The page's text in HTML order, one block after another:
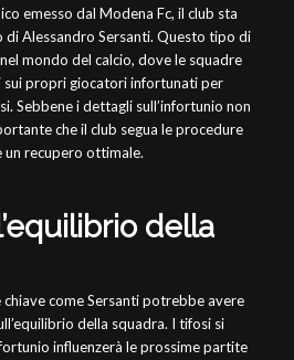
emesso dal Modena Fc, il club sta
di Alessandro Sersanti. Questo tipo di
mondo del calcio, dove le squadre
sui propri giocatori infortunati per
Sebbene i dettagli sull’infortunio non
che il club segua le procedure
recupero ottimale.
della
come Sersanti potrebbe avere
della squadra. I tifosi si
influenzerà le prossime partite